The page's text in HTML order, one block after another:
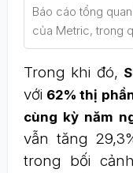
Báo cáo tổng
của Metric, trong
Trong khi đó,
với 62% thị
cùng kỳ năm
vẫn tăng
trong bối